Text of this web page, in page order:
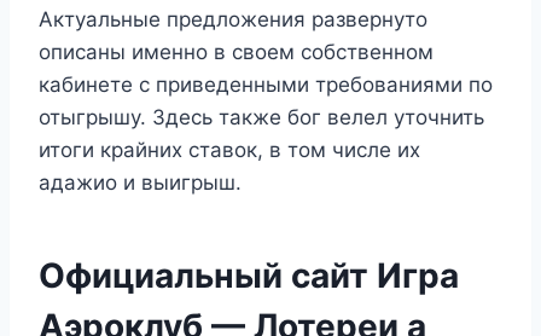
Актуальные предложения развернуто
описаны именно в своем собственном
кабинете с приведенными требованиями по
отыгрышу. Здесь также бог велел уточнить
итоги крайних ставок, в том числе их
адажио и выигрыш.
Официальный сайт Игра
Аэроклуб — Лотереи а